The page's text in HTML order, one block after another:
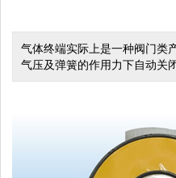
气体终端实际上是一种阀门类
气压及弹簧的作用力下自动关